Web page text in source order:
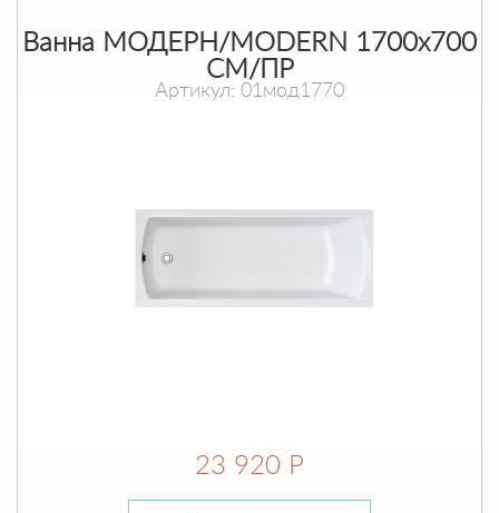
Ванна МОДЕРН/MODERN 1700х700
СМ/ПР
Артикул: 01мод1770
23 920 Р